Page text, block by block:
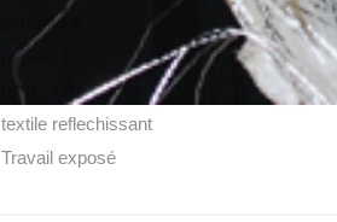
céramique
papier
textile luminescent
textile reflechissant
Travail exposé